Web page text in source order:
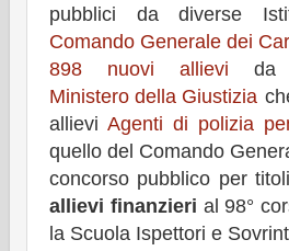
pubblici da diverse
Comando Generale dei
898 nuovi allievi da
Ministero della Giustizia
allieviAgenti di polizia
quello del Comando
concorso pubblico per
allievi finanzieri al 98°
la Scuola Ispettori e